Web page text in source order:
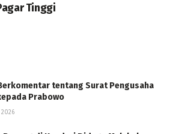
Tinggi
tentang Surat Pengusaha
Prabowo
2026